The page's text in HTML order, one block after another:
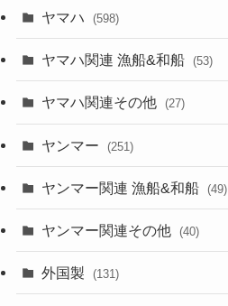
ヤマハ (598)
ヤマハ関連 漁船&和船 (53)
ヤマハ関連その他 (27)
ヤンマー (251)
ヤンマー関連 漁船&和船 (49)
ヤンマー関連その他 (40)
外国製 (131)